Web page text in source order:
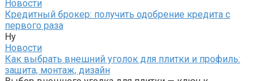
Новости
Кредитный брокер: получить одобрение кредита с
первого раза
Ну
Новости
Как выбрать внешний уголок для плитки и профиль:
защита, монтаж, дизайн